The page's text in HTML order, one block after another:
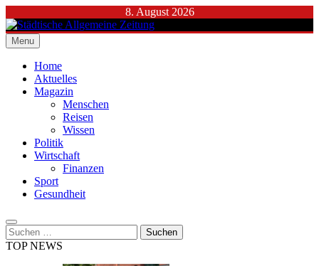
to
content
8. August 2026
Städtische Allgemeine Zeitung
Menu
Home
Aktuelles
Magazin
Menschen
Reisen
Wissen
Politik
Wirtschaft
Finanzen
Sport
Gesundheit
Suchen
nach:
TOP NEWS